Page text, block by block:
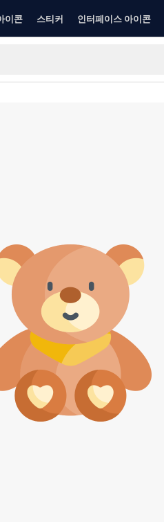
이콘 스티커 인터페이스 아이콘